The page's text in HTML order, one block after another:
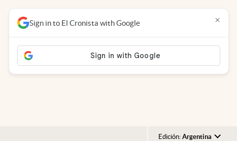
Edición: Argentina
Sign in to El Cronista with Google ×